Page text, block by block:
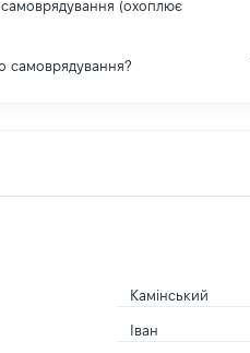
(охоплює
самоврядування?
Камінський
Іван